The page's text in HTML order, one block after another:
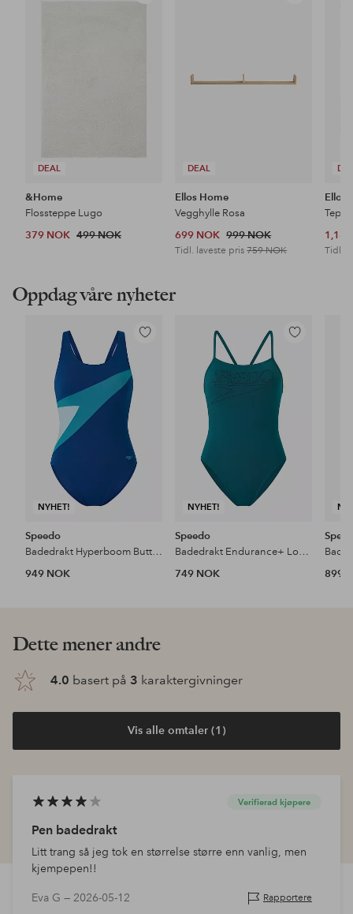
DEAL
&Home
Flossteppe Lugo
379 NOK 499 NOK
DEAL
Ellos Home
Vegghylle Rosa
699 NOK 999 NOK
Tidl. laveste pris759 NOK
Ellos
Tidl.
Oppdag våre nyheter
NYHET!
Legg
Speedo
Badedrakt Hyperboom Butterfly Back Swimsuit
949 NOK
NYHET!
Legg
Speedo
Badedrakt Endurance+ Logo Thin Strap Swimsuit
749 NOK
899
Dette mener andre
4.0 basert på 3 karaktergivninger
Vis alle omtaler (1)
Verifierad kjøpere
Pen badedrakt
Litt trang så jeg tok en størrelse større enn vanlig, men
kjempepen!!
Eva G — 2026-05-12 Rapportere